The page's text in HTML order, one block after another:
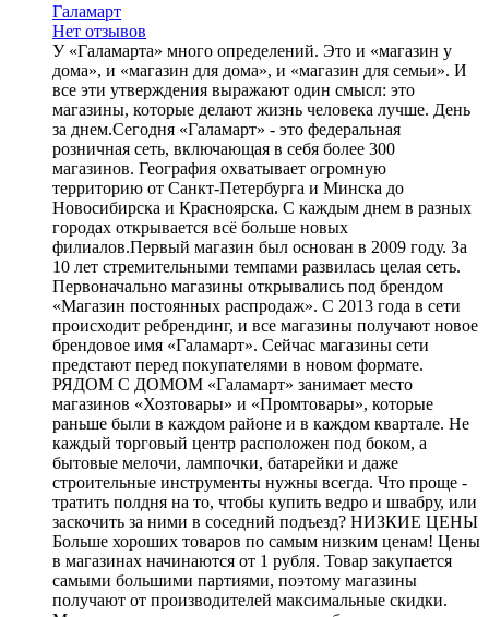
Галамарт
Нет отзывов
У «Галамарта» много определений. Это и «магазин у
дома», и «магазин для дома», и «магазин для семьи». И
все эти утверждения выражают один смысл: это
магазины, которые делают жизнь человека лучше. День
за днем.Сегодня «Галамарт» - это федеральная
розничная сеть, включающая в себя более 300
магазинов. География охватывает огромную
территорию от Санкт-Петербурга и Минска до
Новосибирска и Красноярска. С каждым днем в разных
городах открывается всё больше новых
филиалов.Первый магазин был основан в 2009 году. За
10 лет стремительными темпами развилась целая сеть.
Первоначально магазины открывались под брендом
«Магазин постоянных распродаж». С 2013 года в сети
происходит ребрендинг, и все магазины получают новое
брендовое имя «Галамарт». Сейчас магазины сети
предстают перед покупателями в новом формате.
РЯДОМ С ДОМОМ «Галамарт» занимает место
магазинов «Хозтовары» и «Промтовары», которые
раньше были в каждом районе и в каждом квартале. Не
каждый торговый центр расположен под боком, а
бытовые мелочи, лампочки, батарейки и даже
строительные инструменты нужны всегда. Что проще -
тратить полдня на то, чтобы купить ведро и швабру, или
заскочить за ними в соседний подъезд? НИЗКИЕ ЦЕНЫ
Больше хороших товаров по самым низким ценам! Цены
в магазинах начинаются от 1 рубля. Товар закупается
самыми большими партиями, поэтому магазины
получают от производителей максимальные скидки.